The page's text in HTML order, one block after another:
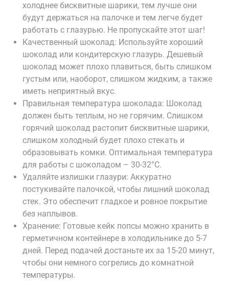
холоднее бисквитные шарики, тем лучше они
будут держаться на палочке и тем легче будет
работать с глазурью. Не пропускайте этот шаг!
Качественный шоколад: Используйте хороший
шоколад или кондитерскую глазурь. Дешевый
шоколад может плохо плавиться, быть слишком
густым или, наоборот, слишком жидким, а также
иметь неприятный вкус.
Правильная температура шоколада: Шоколад
должен быть теплым, но не горячим. Слишком
горячий шоколад растопит бисквитные шарики,
слишком холодный будет плохо стекать и
образовывать комки. Оптимальная температура
для работы с шоколадом – 30-32°C.
Удаляйте излишки глазури: Аккуратно
постукивайте палочкой, чтобы лишний шоколад
стек. Это обеспечит гладкое и ровное покрытие
без наплывов.
Хранение: Готовые кейк попсы можно хранить в
герметичном контейнере в холодильнике до 5-7
дней. Перед подачей достаньте их за 15-20 минут,
чтобы они немного согрелись до комнатной
температуры.